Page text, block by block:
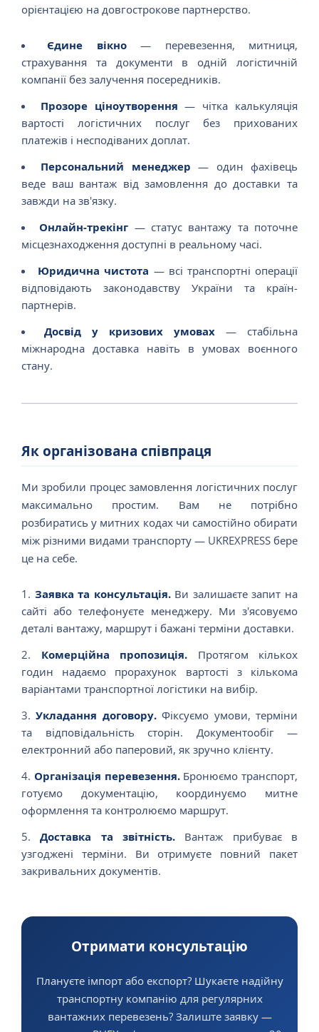
орієнтацією на довгострокове партнерство.
Єдине вікно— перевезення, митниця,
страхування та документи в одній логістичній
компанії без залучення посередників.
Прозоре ціноутворення — чітка калькуляція
вартості логістичних послуг без прихованих
платежів і несподіваних доплат.
Персональний менеджер — один фахівець
веде ваш вантаж від замовлення до доставки та
завжди на зв'язку.
Онлайн-трекінг — статус вантажу та поточне
місцезнаходження доступні в реальному часі.
Юридична чистота — всі транспортні операції
відповідають законодавству України та країн-
партнерів.
Досвід у кризових умовах — стабільна
міжнародна доставка навіть в умовах воєнного
стану.
Як організована співпраця
Ми зробили процес замовлення логістичних послуг
максимально простим. Вам не потрібно
розбиратись у митних кодах чи самостійно обирати
між різними видами транспорту — UKREXPRESS бере
це на себе.
Заявка та консультація.Ви залишаєте запит на
сайті або телефонуєте менеджеру. Ми з'ясовуємо
деталі вантажу, маршрут і бажані терміни доставки.
Комерційна пропозиція. Протягом кількох
годин надаємо прорахунок вартості з кількома
варіантами транспортної логістики на вибір.
Укладання договору.Фіксуємо умови, терміни
та відповідальність сторін. Документообіг —
електронний або паперовий, як зручно клієнту.
Організація перевезення.Бронюємо транспорт,
готуємо документацію, координуємо митне
оформлення та контролюємо маршрут.
Доставка та звітність. Вантаж прибуває в
узгоджені терміни. Ви отримуєте повний пакет
закривальних документів.
Отримати консультацію
Плануєте імпорт або експорт? Шукаєте надійну
транспортну компанію для регулярних
вантажних перевезень? Залиште заявку —